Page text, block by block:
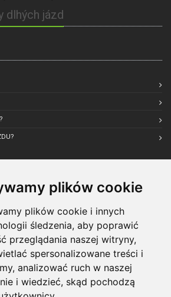
plików cookie
plików cookie i innych
śledzenia, aby poprawić
przeglądania naszej witryny,
spersonalizowane treści i
analizować ruch w naszej
i wiedzieć, skąd pochodzą
dlhých jázd
spoločnosti: Praha, Česká republika
zo zahraničia,Cestovanie s Walkers.sk,
sportovních aut,Ráj aut - inzerce nových i